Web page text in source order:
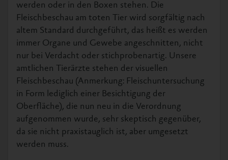
werden oder in den Boxen stehen. Die
Fleischbeschau am toten Tier wird sorgfältig nach
altem Standard durchgeführt, das heißt es werden
immer Organe und Gewebe angeschnitten, nicht
nur bei Verdacht oder stichprobenartig. Unsere
amtlichen Tierärzte stehen der visuellen
Fleischbeschau (Anmerkung: Fleischuntersuchung
in Form lediglich einer Besichtigung der
Oberfläche), die nun neu in die Verordnung
aufgenommen wurde, sehr skeptisch gegenüber,
da sie nicht praxistauglich ist, aber umgesetzt
werden muss.